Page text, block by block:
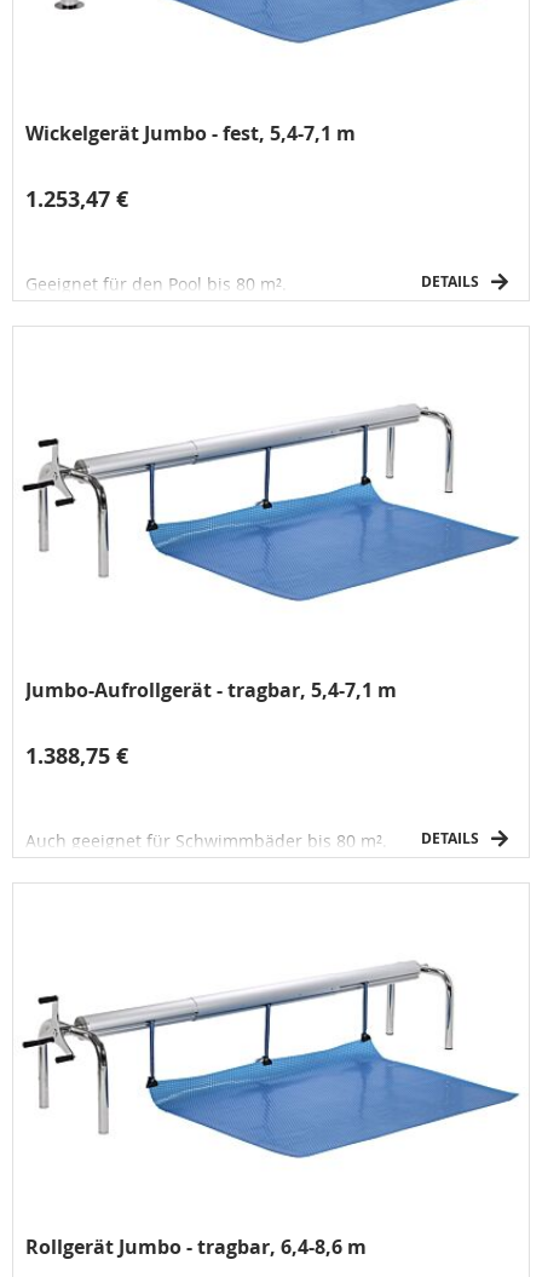
Wickelgerät Jumbo - fest, 5,4-7,1 m
1.253,47 €
Geeignet für den Pool bis 80 m². DETAILS
Jumbo-Aufrollgerät - tragbar, 5,4-7,1 m
1.388,75 €
Auch geeignet für Schwimmbäder bis 80 m². DETAILS
Rollgerät Jumbo - tragbar, 6,4-8,6 m